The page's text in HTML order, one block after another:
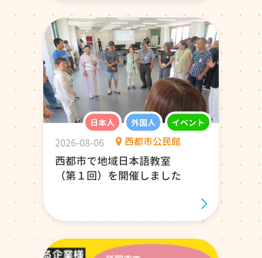
日本人 外国人 イベント
2026-08-06 西都市公民館
西都市で地域日本語教室
（第１回）を開催しました